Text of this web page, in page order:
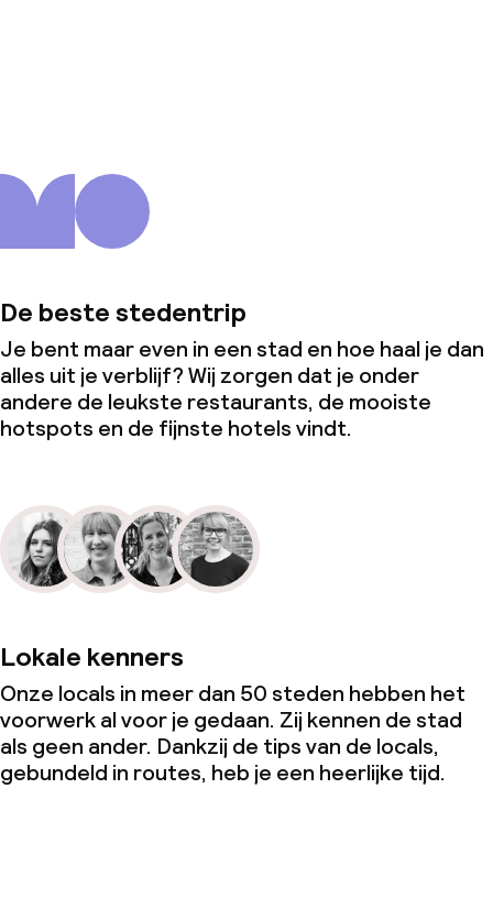
De beste stedentrip
Je bent maar even in een stad en hoe haal je dan
alles uit je verblijf? Wij zorgen dat je onder
andere de leukste restaurants, de mooiste
hotspots en de fijnste hotels vindt.
Lokale kenners
Onze locals in meer dan 50 steden hebben het
voorwerk al voor je gedaan. Zij kennen de stad
als geen ander. Dankzij de tips van de locals,
gebundeld in routes, heb je een heerlijke tijd.